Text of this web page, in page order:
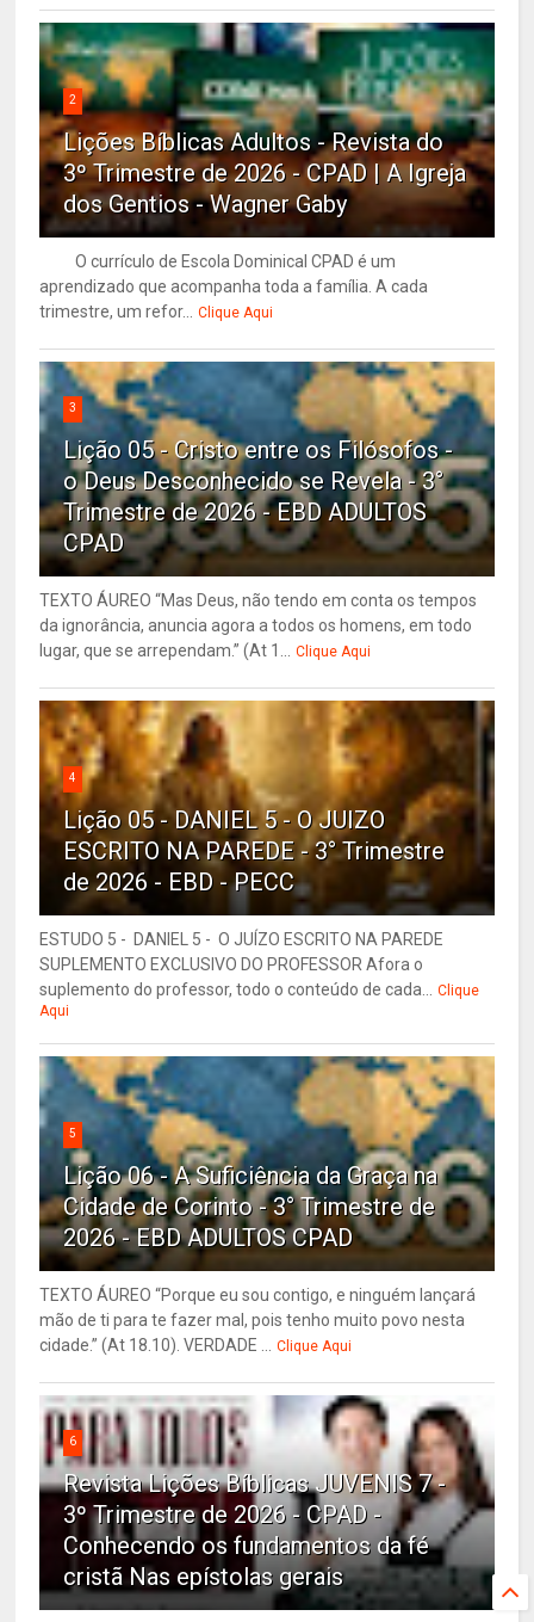
2
Lições Bíblicas Adultos - Revista do
3º Trimestre de 2026 - CPAD | A Igreja
dos Gentios - Wagner Gaby
O currículo de Escola Dominical CPAD é um
aprendizado que acompanha toda a família. A cada
trimestre, um refor...
Clique Aqui
3
Lição 05 - Cristo entre os Filósofos -
o Deus Desconhecido se Revela - 3°
Trimestre de 2026 - EBD ADULTOS
CPAD
TEXTO ÁUREO “Mas Deus, não tendo em conta os tempos
da ignorância, anuncia agora a todos os homens, em todo
lugar, que se arrependam.” (At 1...
Clique Aqui
4
Lição 05 - DANIEL 5 - O JUIZO
ESCRITO NA PAREDE - 3° Trimestre
de 2026 - EBD - PECC
ESTUDO 5 - DANIEL 5 - O JUÍZO ESCRITO NA PAREDE
SUPLEMENTO EXCLUSIVO DO PROFESSOR Afora o
suplemento do professor, todo o conteúdo de cada...
Clique
Aqui
5
Lição 06 - A Suficiência da Graça na
Cidade de Corinto - 3° Trimestre de
2026 - EBD ADULTOS CPAD
TEXTO ÁUREO “Porque eu sou contigo, e ninguém lançará
mão de ti para te fazer mal, pois tenho muito povo nesta
cidade.” (At 18.10). VERDADE ...
Clique Aqui
6
Revista Lições Bíblicas JUVENIS 7 -
3º Trimestre de 2026 - CPAD -
Conhecendo os fundamentos da fé
cristã Nas epístolas gerais